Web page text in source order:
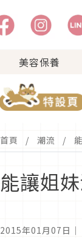
美容保養
首頁 潮流
能讓姐
2015年01月07日